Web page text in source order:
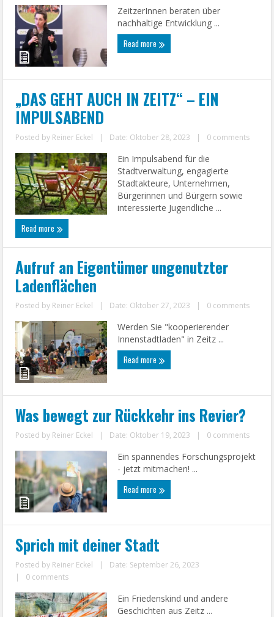
ZeitzerInnen beraten über
nachhaltige Entwicklung ...
Read more
„DAS GEHT AUCH IN ZEITZ“ – EIN
IMPULSABEND
Posted by Reiner Eckel | Date: Oktober 28, 2023 | 0 comments
Ein Impulsabend für die
Stadtverwaltung, engagierte
Stadtakteure, Unternehmen,
Bürgerinnen und Bürgern sowie
interessierte Jugendliche ...
Read more
Aufruf an Eigentümer ungenutzter
Ladenflächen
Posted by Reiner Eckel | Date: Oktober 27, 2023 | 0 comments
Werden Sie "kooperierender
Innenstadtladen" in Zeitz ...
Read more
Was bewegt zur Rückkehr ins Revier?
Posted by Reiner Eckel | Date: Oktober 19, 2023 | 0 comments
Ein spannendes Forschungsprojekt
- jetzt mitmachen! ...
Read more
Sprich mit deiner Stadt
Posted by Reiner Eckel |
Date: September 26, 2023
|
0 comments
Ein Friedenskind und andere
Geschichten aus Zeitz ...